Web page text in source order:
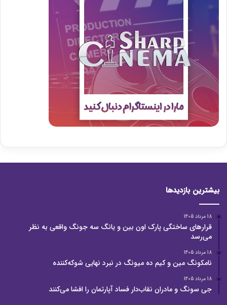
بیشترین بازدیدها
18 مرداد 1405
قرارهای ساختگی پارک اون بین و یانگ سه جونگ واقعی به نظر
می‌رسد
18 مرداد 1405
نامکونگ مین و کیم ده میونگ در نبرد نهایی شوکه‌کننده
18 مرداد 1405
جی سونگ و مادران نقاب‌دار فساد آپارتمان را افشا می‌کنند